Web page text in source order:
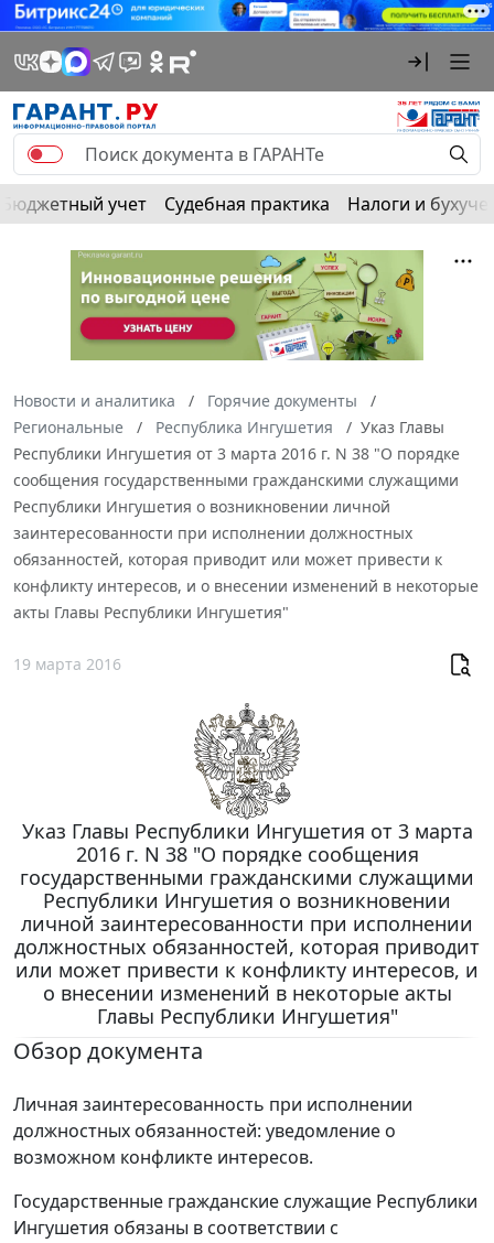
Бюджетный учет Судебная практика Налоги и
Новости и аналитика
Горячие документы
Региональные
Республика Ингушетия
Указ Главы
Республики Ингушетия от 3 марта 2016 г. N 38 "О порядке
сообщения государственными гражданскими служащими
Республики Ингушетия о возникновении личной
заинтересованности при исполнении должностных
обязанностей, которая приводит или может привести к
конфликту интересов, и о внесении изменений в некоторые
акты Главы Республики Ингушетия"
19 марта 2016
Указ Главы Республики Ингушетия от 3 марта
2016 г. N 38 "О порядке сообщения
государственными гражданскими служащими
Республики Ингушетия о возникновении
личной заинтересованности при исполнении
должностных обязанностей, которая приводит
или может привести к конфликту интересов, и
о внесении изменений в некоторые акты
Главы Республики Ингушетия"
Обзор документа
Личная заинтересованность при исполнении
должностных обязанностей: уведомление о
возможном конфликте интересов.
Государственные гражданские служащие Республики
Ингушетия обязаны в соответствии с